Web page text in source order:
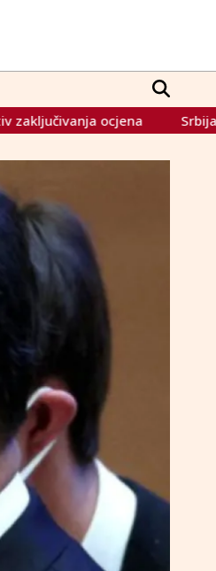
Srbija zbog snijega